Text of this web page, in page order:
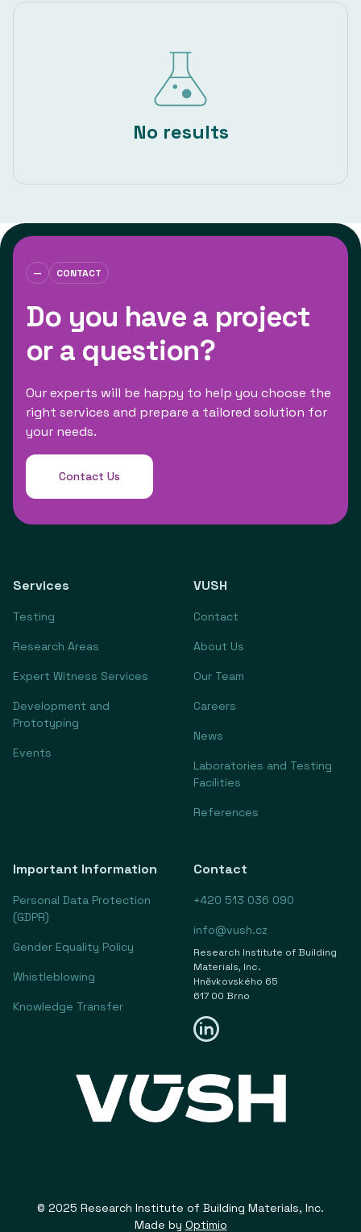
No results
— CONTACT
Do you have a project
or a question?
Our experts will be happy to help you choose the
right services and prepare a tailored solution for
your needs.
Contact Us
Services
Testing
Research Areas
Expert Witness Services
Development and
Prototyping
Events
VUSH
Contact
About Us
Our Team
Careers
News
Laboratories and Testing
Facilities
References
Important Information
Personal Data Protection
(GDPR)
Gender Equality Policy
Whistleblowing
Knowledge Transfer
Contact
+420 513 036 090
info@vush.cz
Research Institute of Building
Materials, Inc.
Hněvkovského 65
617 00 Brno
© 2025 Research Institute of Building Materials, Inc.
Made by Optimio